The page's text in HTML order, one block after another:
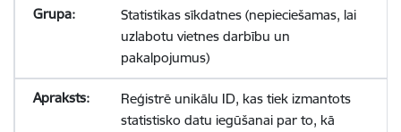
Statistikas sīkdatnes (nepieciešamas, lai
uzlabotu vietnes darbību un
pakalpojumus)
Reģistrē unikālu ID, kas tiek izmantots
statistisko datu iegūšanai par to, kā